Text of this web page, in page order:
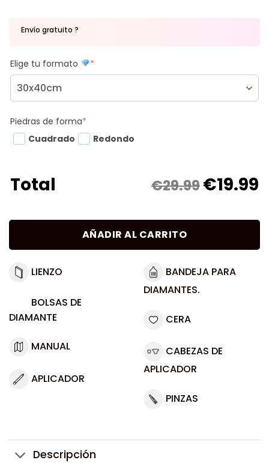
Envío gratuito ?
Elige tu formato *
Piedras de forma*
Cuadrado
Redondo
Total €29.99€19.99
AÑADIR AL CARRITO
LIENZO
BOLSAS DE
DIAMANTE
MANUAL
APLICADOR
BANDEJA PARA
DIAMANTES.
CERA
CABEZAS DE
APLICADOR
PINZAS
Descripción